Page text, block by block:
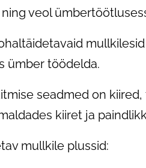
veol
ümber töödelda.
seadmed on
kiiret ja
mullkile plussid: